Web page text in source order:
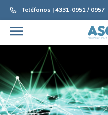
Teléfonos | 4331-0951 / 0957